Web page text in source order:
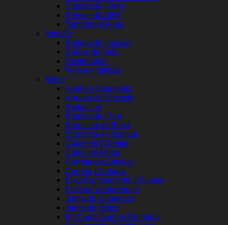
Sapata de Freio
Sensor do ABS
Tambor de Freio
Ignição
Bobina de Ignição
Cabos de Vela
Distribuidor
Vela de Ignição
Motor
Anel de Segmento
Arruela de Encosto
Balancins
Bomba de Óleo
Bronzina de Biela
Bronzina de Mancal
Calço do Câmbio
Calço do Motor
Correia de Serviço
Correia Dentada
Eixo Comando de Válvulas
Eixo de Virabrequim
Junta do Cabeçote
Junta do Motor
Kit Capa Correia Dentada